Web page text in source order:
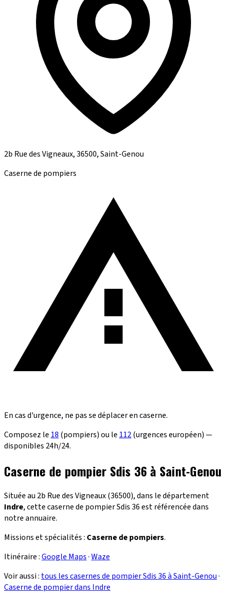
2b Rue des Vigneaux, 36500, Saint-Genou
Caserne de pompiers
En cas d'urgence, ne pas se déplacer en caserne.
Composez le 18 (pompiers) ou le 112(urgences européen) —
disponibles 24h/24.
Caserne de pompier Sdis 36 à Saint-Genou
Située au 2b Rue des Vigneaux (36500), dans le département
Indre, cette caserne de pompier Sdis 36 est référencée dans
notre annuaire.
Missions et spécialités : Caserne de pompiers.
Itinéraire :Google Maps·Waze
Voir aussi : tous les casernes de pompier Sdis 36 à Saint-Genou·
Caserne de pompier dans Indre